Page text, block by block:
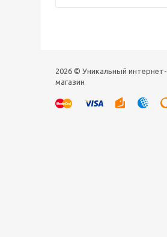
2026 © Уникальный интернет-
магазин